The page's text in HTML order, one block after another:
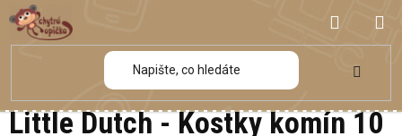
Přejít
na
obsah
KOŠÍK
Little Dutch - Kostky komín 10